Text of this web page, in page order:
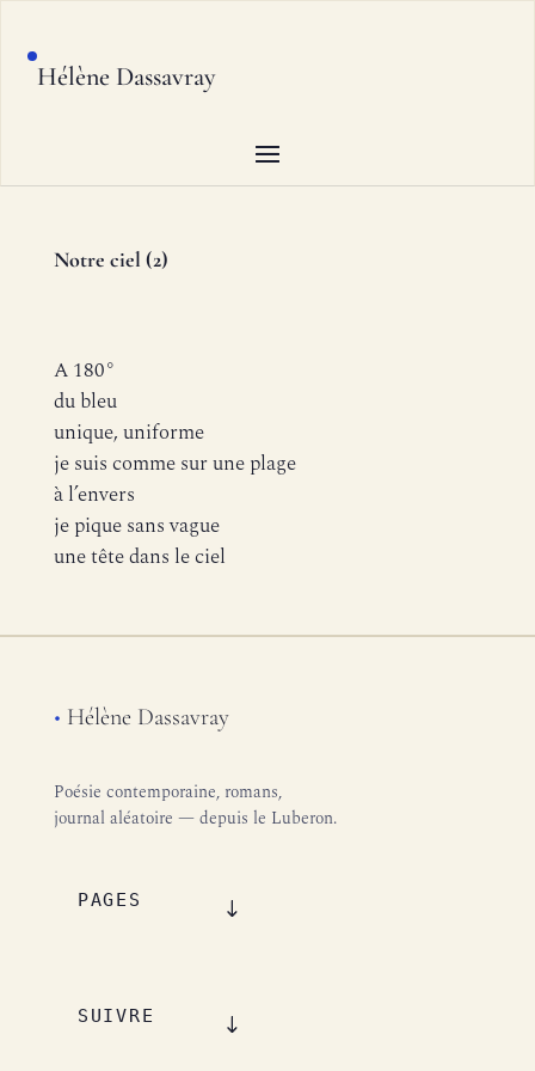
Hélène Dassavray
Notre ciel (2)
A 180°
du bleu
unique, uniforme
je suis comme sur une plage
à l’envers
je pique sans vague
une tête dans le ciel
• Hélène Dassavray
Poésie contemporaine, romans,
journal aléatoire — depuis le Luberon.
PAGES
SUIVRE